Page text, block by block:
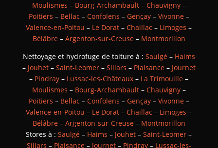
Moulismes – Bourg-Archambault– Chauvigny–
Poitiers – Bellac – Confolens – Gençay– Vivonne–
Valence-en-Poitou – Le Dorat –Chaillac – Limoges –
Bélâbre– Argenton-sur-Creuse– Montmorillon
Nettoyage et hydrofuge de toiture à : Saulgé– Haims
– Jouhet– Saint-Leomer– Sillars – Plaisance– Journet
– Pindray – Lussac-les-Châteaux – La Trimouille –
Moulismes – Bourg-Archambault– Chauvigny–
Poitiers – Bellac – Confolens – Gençay– Vivonne–
Valence-en-Poitou – Le Dorat –Chaillac – Limoges –
Bélâbre– Argenton-sur-Creuse– Montmorillon
Stores à :Saulgé – Haims – Jouhet –Saint-Leomer –
Sillars – Plaisance– Journet– Pindray– Lussac-les-